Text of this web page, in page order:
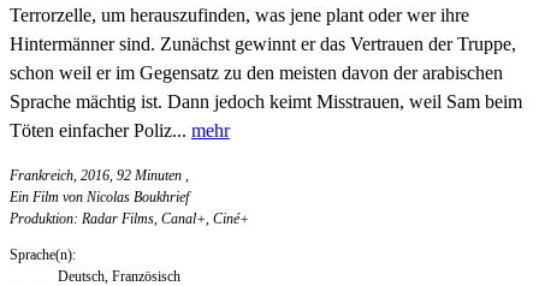
Terrorzelle, um herauszufinden, was jene plant oder wer ihre
Hintermänner sind. Zunächst gewinnt er das Vertrauen der Truppe,
schon weil er im Gegensatz zu den meisten davon der arabischen
Sprache mächtig ist. Dann jedoch keimt Misstrauen, weil Sam beim
Töten einfacher Poliz... mehr
Frankreich, 2016, 92 Minuten ,
Ein Film von Nicolas Boukhrief
Produktion: Radar Films, Canal+, Ciné+
Sprache(n):
Deutsch, Französisch